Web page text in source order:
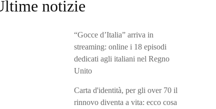
notizie
“Gocce d’Italia” arriva in
streaming: online i 18 episodi
dedicati agli italiani nel Regno
Unito
Carta d'identità, per gli over 70 il
rinnovo diventa a vita: ecco cosa